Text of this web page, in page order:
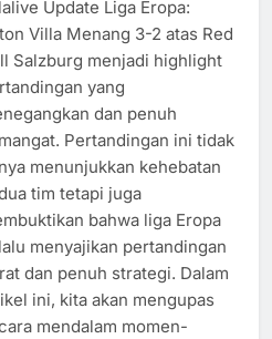
Update Liga Eropa:
Villa Menang 3-2 atas Red
Salzburg menjadi highlight
yang
dan penuh
Pertandingan ini tidak
menunjukkan kehebatan
tim tetapi juga
bahwa liga Eropa
menyajikan pertandingan
dan penuh strategi. Dalam
ini, kita akan mengupas
mendalam momen-